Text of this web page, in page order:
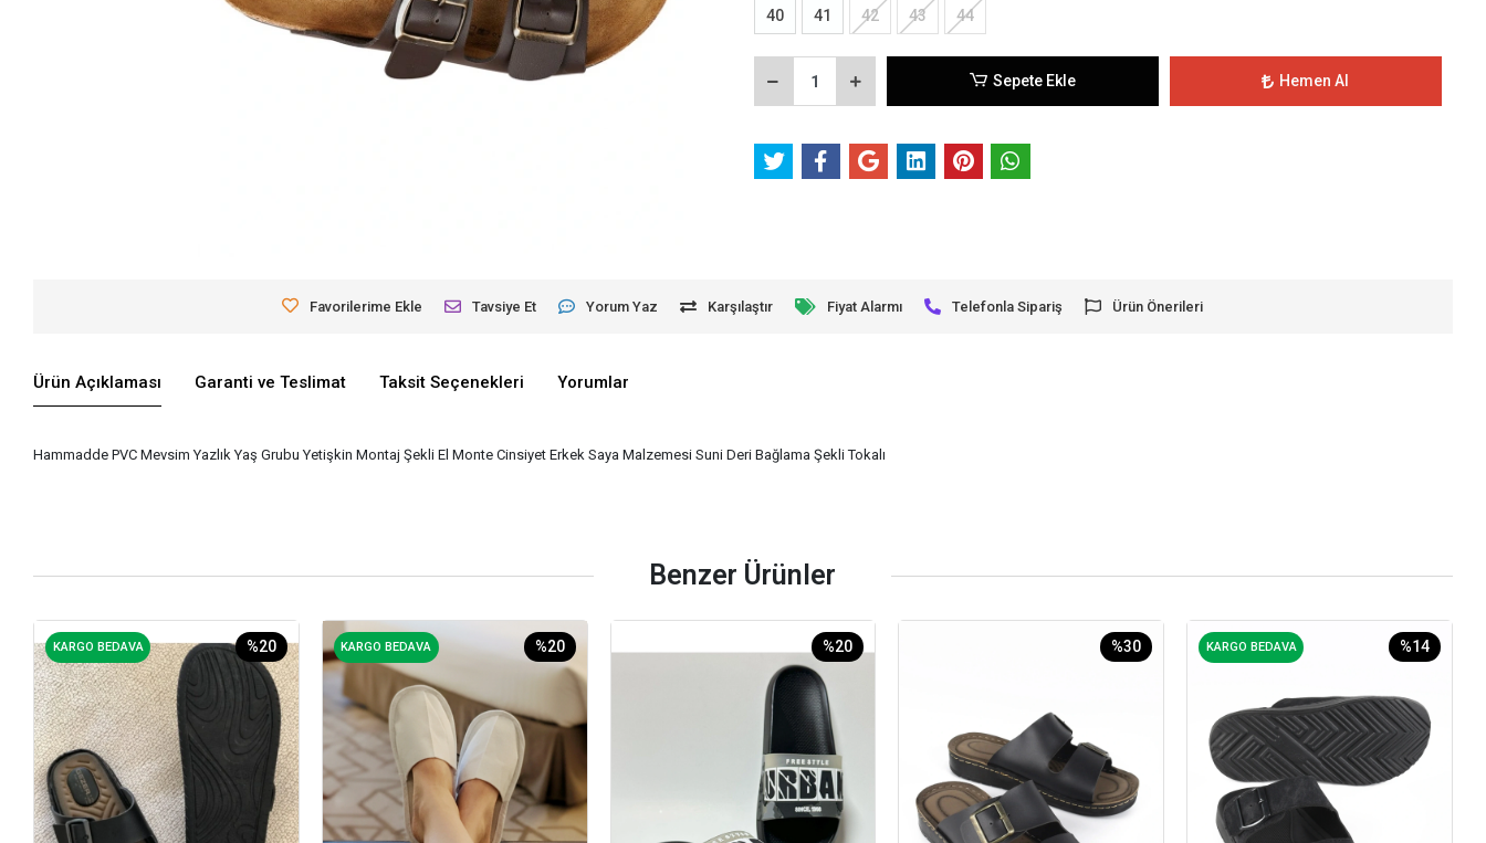
40 41 42 43 44
Sepete Ekle Hemen Al
Favorilerime Ekle Tavsiye Et Yorum Yaz Karşılaştır Fiyat Alarmı Telefonla Sipariş Ürün Önerileri
Ürün Açıklaması Garanti ve Teslimat Taksit Seçenekleri Yorumlar
Hammadde PVC Mevsim Yazlık Yaş Grubu Yetişkin Montaj Şekli El Monte Cinsiyet Erkek Saya Malzemesi Suni Deri Bağlama Şekli Tokalı
Benzer Ürünler
KARGO BEDAVA %20 KARGO BEDAVA %20 %20 %30 KARGO BEDAVA %14